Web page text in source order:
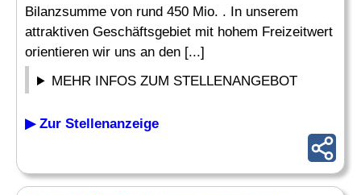
Bilanzsumme von rund 450 Mio. . In unserem
attraktiven Geschäftsgebiet mit hohem Freizeitwert
orientieren wir uns an den [...]
MEHR INFOS ZUM STELLENANGEBOT
▶ Zur Stellenanzeige